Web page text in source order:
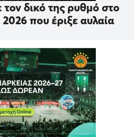
δικό της ρυθμό στο
που έριξε αυλαία